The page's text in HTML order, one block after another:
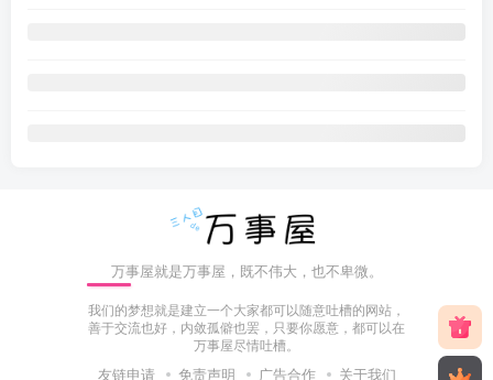
万事屋就是万事屋，既不伟大，也不卑微。
我们的梦想就是建立一个大家都可以随意吐槽的网站，
善于交流也好，内敛孤僻也罢，只要你愿意，都可以在
万事屋尽情吐槽。
友链申请 免责声明 广告合作 关于我们